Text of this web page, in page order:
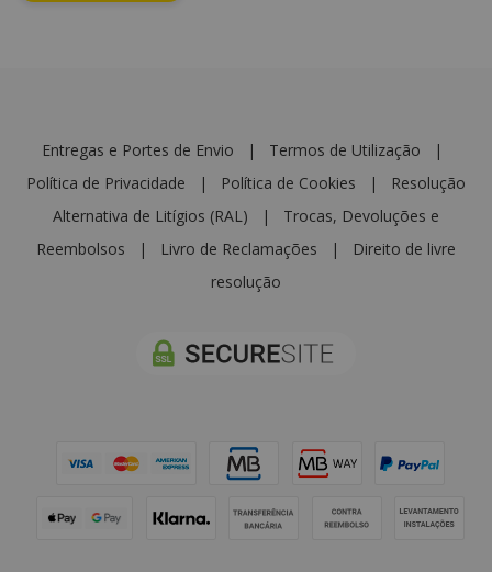
Entregas e Portes de Envio | Termos de Utilização |
Política de Privacidade | Política de Cookies |
Resolução
Alternativa de Litígios (RAL) | Trocas, Devoluções e
Reembolsos | Livro de Reclamações |
Direito de livre
resolução